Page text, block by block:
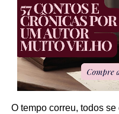
O tempo correu, todos